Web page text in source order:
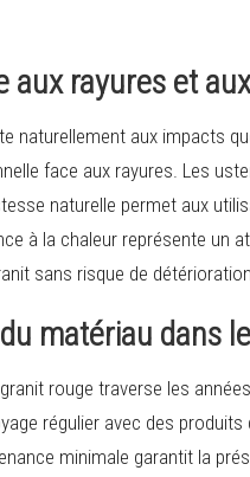
aux rayures et
naturellement aux impacts
face aux rayures. Les
naturelle permet aux
à la chaleur représente un
sans risque de détérioration.
matériau dans
rouge traverse les
régulier avec des
minimale garantit la